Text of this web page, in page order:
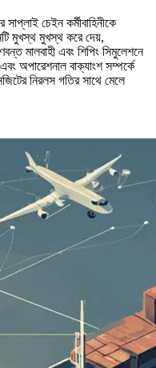
চেইন কর্মীবাহিনীকে
মুখস্থ মুখস্থ করে দেয়,
মালবাহী এবং শিপিং সিমুলেশনে
অপারেশনাল বাক্যাংশ সম্পর্কে
নিরলস গতির সাথে মেলে